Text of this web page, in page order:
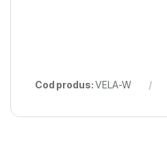
Cod produs:VELA-W